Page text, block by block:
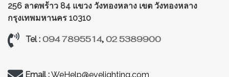
256 ลาดพร้าว 84 แขวง วังทองหลาง เขต วังทองหลาง
กรุงเทพมหานคร 10310
Tel : 094 7895514,02 5389900
Email :WeHelp@evelighting.com